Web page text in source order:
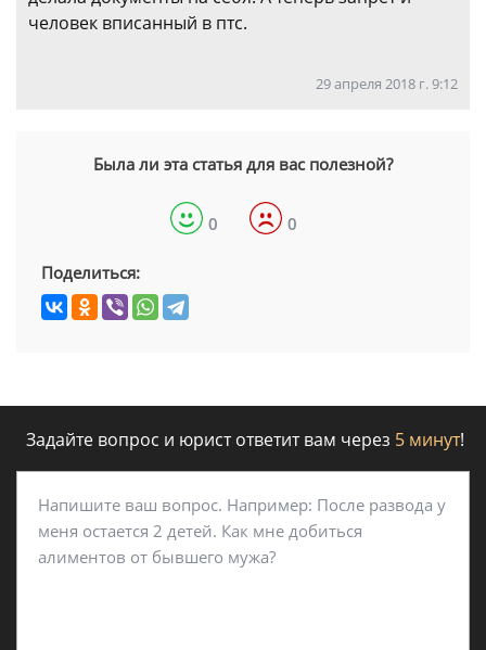
человек вписанный в птс.
29 апреля 2018 г. 9:12
Была ли эта статья для вас полезной?
0 0
Поделиться:
Задайте вопрос и юрист ответит вам через 5 минут!